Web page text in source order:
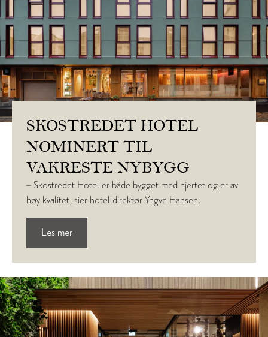
SKOSTREDET HOTEL
NOMINERT TIL
VAKRESTE NYBYGG
– Skostredet Hotel er både bygget med hjertet og er av
høy kvalitet, sier hotelldirektør Yngve Hansen.
Les mer